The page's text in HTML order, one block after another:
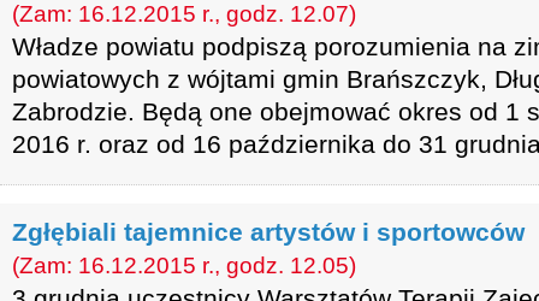
(Zam: 16.12.2015 r., godz. 12.07)
Władze powiatu podpiszą porozumienia na
powiatowych z wójtami gmin Brańszczyk,
Zabrodzie. Będą one obejmować okres od 1
2016 r. oraz od 16 października do 31
Zgłębiali tajemnice artystów i sportowców
(Zam: 16.12.2015 r., godz. 12.05)